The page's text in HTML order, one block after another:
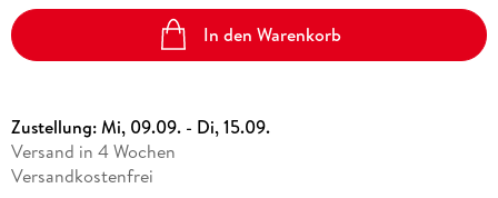
In den Warenkorb
Zustellung:Mi, 09.09. - Di, 15.09.
Versand in 4 Wochen
Versandkostenfrei